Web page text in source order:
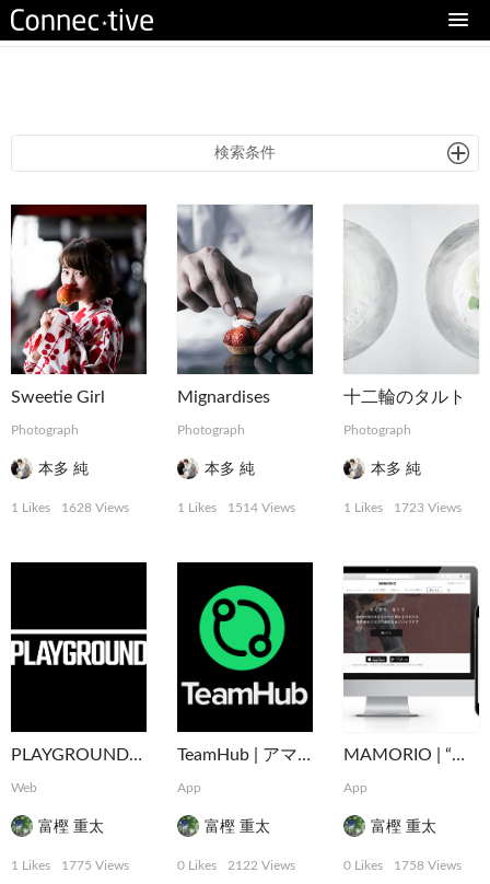
検索条件
Sweetie Girl
Photograph
本多 純
1 Likes 1628 Views
Mignardises
Photograph
本多 純
1 Likes 1514 Views
十二輪のタルト
Photograph
本多 純
1 Likes 1723 Views
PLAYGROUND | 企業や行政とともに社会や事業をデザインする実験的プラットフォーム
Web
富樫 重太
1 Likes 1775 Views
TeamHub | アマチュアスポーツのインフラを支えるマネジメントアプリ
App
富樫 重太
0 Likes 2122 Views
MAMORIO | “なくすを、なくす。” 世界最小クラスの紛失防止デバイス
App
富樫 重太
0 Likes 1758 Views